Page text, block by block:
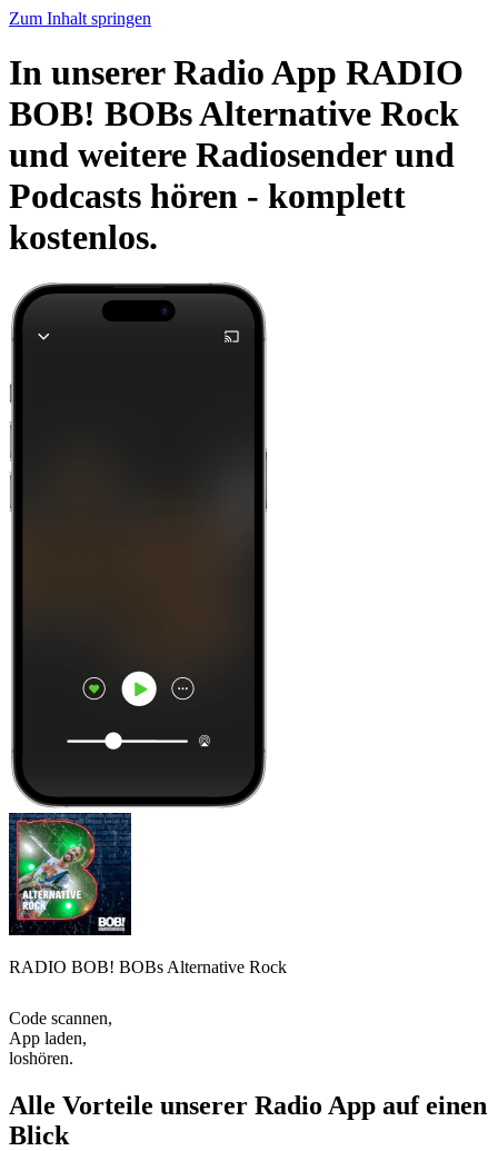
Zum Inhalt springen
In unserer Radio App RADIO
BOB! BOBs Alternative Rock
und weitere Radiosender und
Podcasts hören - komplett
kostenlos.
RADIO BOB! BOBs Alternative Rock
Code scannen,
App laden,
loshören.
Alle Vorteile unserer Radio App auf einen
Blick